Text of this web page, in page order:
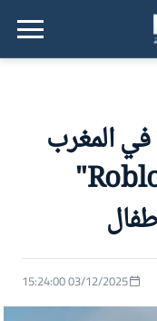
القائمة الرئيسية
المغرب
لمواجهة خطر ألعاب "Roblox"
03/12/2025 15:24:00